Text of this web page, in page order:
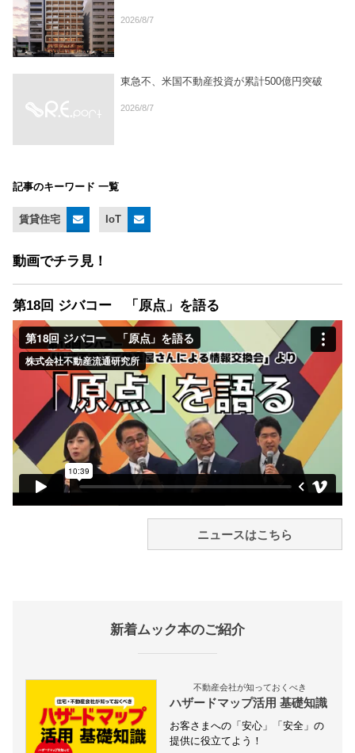
2026/8/7
東急不、米国不動産投資が累計500億円突破
2026/8/7
記事のキーワード 一覧
賃貸住宅 IoT
動画でチラ見！
第18回 ジバコー 「原点」を語る
ニュースはこちら
新着ムック本のご紹介
不動産会社が知っておくべき
ハザードマップ活用 基礎知識
お客さまへの「安心」「安全」の
提供に役立てよう！